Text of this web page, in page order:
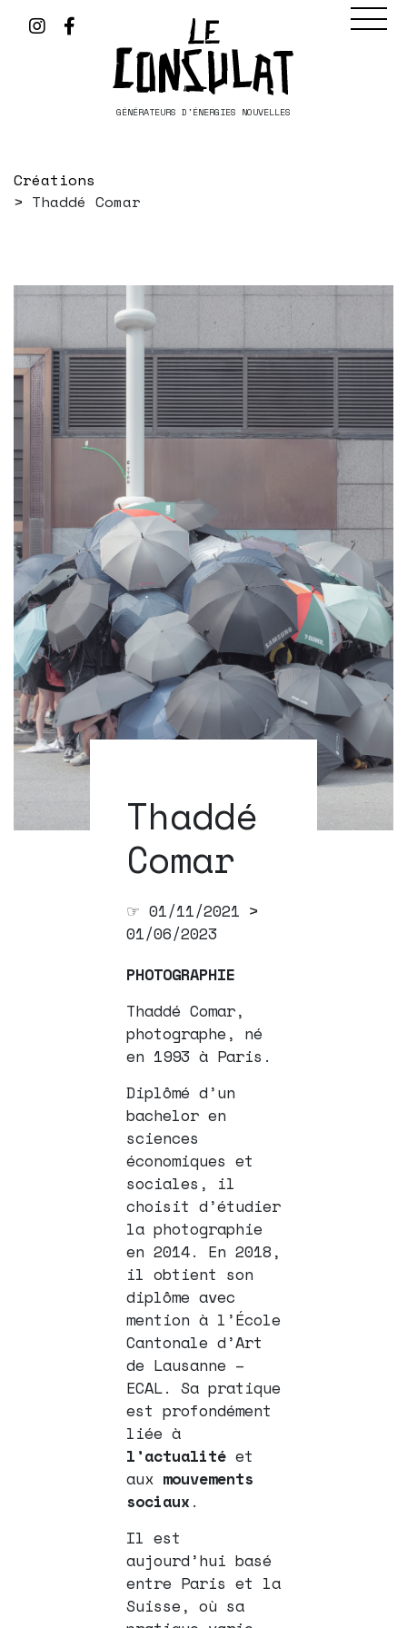
GÉNÉRATEURS D'ÉNERGIES NOUVELLES
Créations
Thaddé Comar
Thaddé
Comar
☞ 01/11/2021 >
01/06/2023
PHOTOGRAPHIE
Thaddé Comar,
photographe, né
en 1993 à Paris.
Diplômé d’un
bachelor en
sciences
économiques et
sociales, il
choisit d’étudier
la photographie
en 2014. En 2018,
il obtient son
diplôme avec
mention à l’École
Cantonale d’Art
de Lausanne –
ECAL. Sa pratique
est profondément
liée à
l’actualitéet
aux mouvements
sociaux .
Il est
aujourd’hui basé
entre Paris et la
Suisse, où sa